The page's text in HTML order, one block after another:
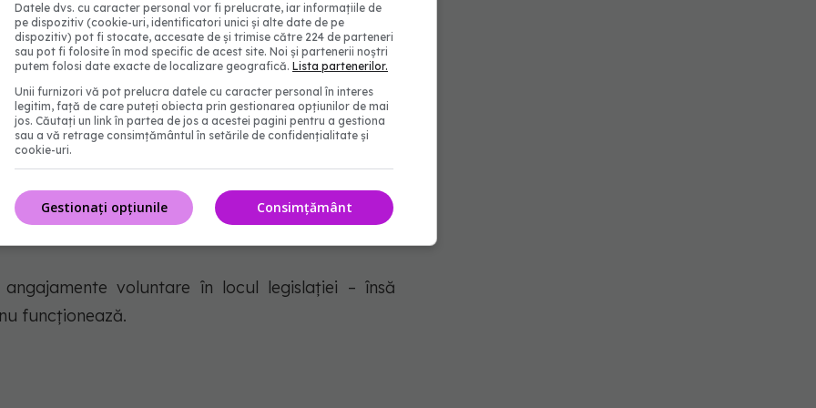
dăunător.
întâmpină o rezistență puternică din partea
diseminează informații înșelătoare, își spală
socială și influențează procesul legislativ pentru
voluntare în locul legislației – însă
funcționează.
Datele dvs. cu caracter personal vor fi prelucrate, iar informațiile de
pe dispozitiv (cookie-uri, identificatori unici și alte date de pe
dispozitiv) pot fi stocate, accesate de și trimise către 224 de parteneri
sau pot fi folosite în mod specific de acest site. Noi și partenerii noștri
putem folosi date exacte de localizare geografică. Lista partenerilor.
Unii furnizori vă pot prelucra datele cu caracter personal în interes
legitim, față de care puteți obiecta prin gestionarea opțiunilor de mai
jos. Căutați un link în partea de jos a acestei pagini pentru a gestiona
sau a vă retrage consimțământul în setările de confidențialitate și
cookie-uri.
Consimțământ
Gestionați opțiunile